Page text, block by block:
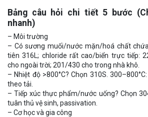
Bảng câu hỏi chi tiết 5 bước
nhanh)
– Môi trường
– Có sương muối/nước mặn/hoá chất
tiên 316L; chloride rất cao/biển trực tiếp:
cho ngoài trời; 201/430 cho trong nhà khô.
– Nhiệt độ >800°C? Chọn 310S.
theo tải.
– Tiếp xúc thực phẩm/nước uống? Chọn
tuân thủ vệ sinh, passivation.
– Cơ học và gia công